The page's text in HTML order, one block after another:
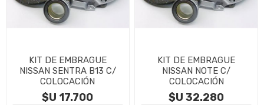
KIT DE EMBRAGUE
NISSAN SENTRA B13 C/
COLOCACIÓN
$U 17.700
KIT DE EMBRAGUE
NISSAN NOTE C/
COLOCACIÓN
$U 32.280